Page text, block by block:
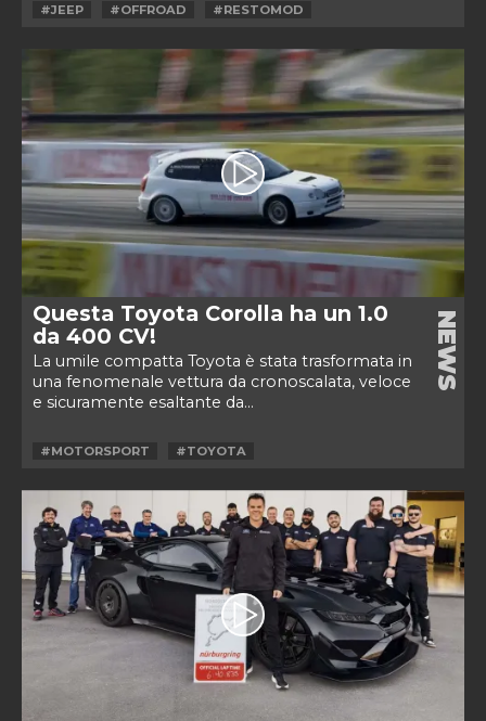
#JEEP #OFFROAD #RESTOMOD
Questa Toyota Corolla ha un 1.0
da 400 CV!
La umile compatta Toyota è stata trasformata in
una fenomenale vettura da cronoscalata, veloce
e sicuramente esaltante da...
NEWS
#MOTORSPORT #TOYOTA